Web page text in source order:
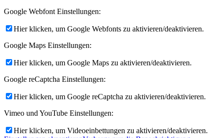
Google Webfont Einstellungen:
Hier klicken, um Google Webfonts zu aktivieren/deaktivieren.
Google Maps Einstellungen:
Hier klicken, um Google Maps zu aktivieren/deaktivieren.
Google reCaptcha Einstellungen:
Hier klicken, um Google reCaptcha zu aktivieren/deaktivieren.
Vimeo und YouTube Einstellungen:
Hier klicken, um Videoeinbettungen zu aktivieren/deaktivieren.